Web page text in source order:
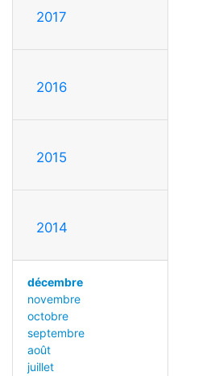
2017
2016
2015
2014
décembre
novembre
octobre
septembre
août
juillet